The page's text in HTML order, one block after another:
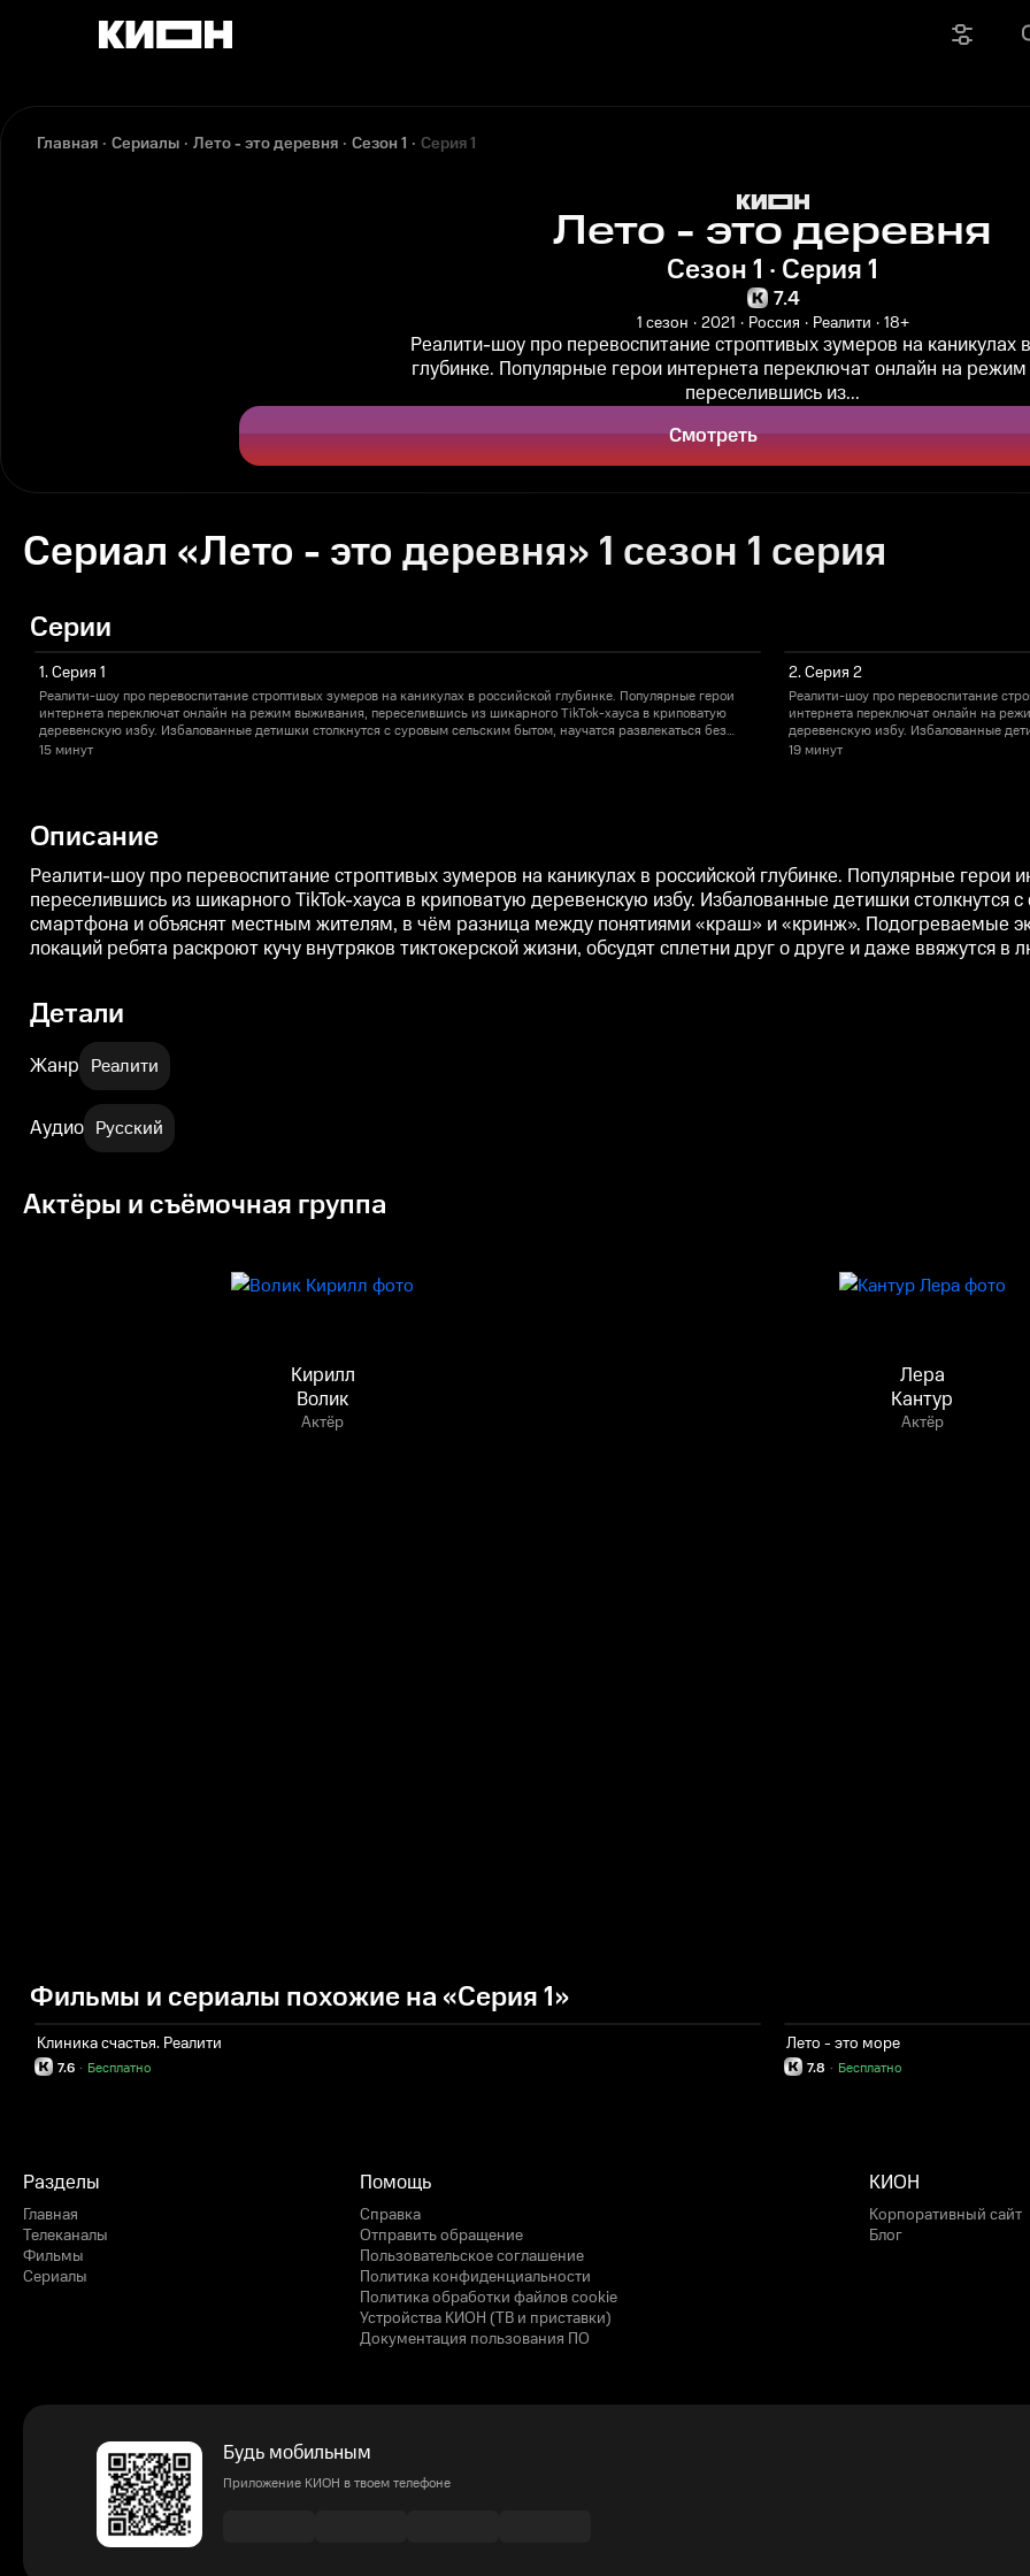
Главная Сериалы Лето - это деревня Сезон 1 Серия 1
Лето - это деревня
Сезон 1 · Серия 1
7.4
1 сезон 2021 Россия Реалити 18+
Реалити-шоу про перевоспитание строптивых зумеров на каникулах
глубинке. Популярные герои интернета переключат онлайн на
переселившись из...
Смотреть
Сериал «Лето - это деревня» 1 сезон 1 серия
Серии
1. Серия 1
Реалити-шоу про перевоспитание строптивых зумеров на каникулах в российской глубинке. Популярные герои
интернета переключат онлайн на режим выживания, переселившись из шикарного TikTok-хауса в криповатую
деревенскую избу. Избалованные детишки столкнутся с суровым сельским бытом, научатся развлекаться без
смартфона и объяснят местным жителям, в чём разница между понятиями «краш» и «кринж». Подогреваемые
15 минут
2. Серия 2
Реалити-шоу про перевоспитание
интернета переключат онлайн на
деревенскую избу. Избалованные
смартфона и объяснят местным
19 минут
Описание
Реалити-шоу про перевоспитание строптивых зумеров на каникулах в российской глубинке. Популярные
переселившись из шикарного TikTok-хауса в криповатую деревенскую избу. Избалованные детишки столкнутся
смартфона и объяснят местным жителям, в чём разница между понятиями «краш» и «кринж». Подогреваемые
локаций ребята раскроют кучу внутряков тиктокерской жизни, обсудят сплетни друг о друге и даже ввяжутся в
Детали
Жанр Реалити
Аудио Русский
Актёры и съёмочная группа
Кирилл
Волик
Актёр
Лера
Кантур
Актёр
Фильмы и сериалы похожие на «Серия 1»
Клиника счастья. Реалити
7.6 Бесплатно
·
Лето - это море
7.8 Бесплатно
·
Разделы
Главная
Телеканалы
Фильмы
Сериалы
Помощь
Справка
Отправить обращение
Пользовательское соглашение
Политика конфиденциальности
Политика обработки файлов cookie
Устройства КИОН (ТВ и приставки)
Документация пользования ПО
КИОН
Корпоративный сайт
Блог
Будь мобильным
Приложение КИОН в твоем телефоне